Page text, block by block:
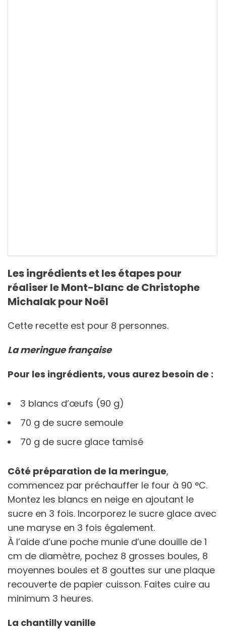
Les ingrédients et les étapes pour
réaliser le Mont-blanc de Christophe
Michalak pour Noël
Cette recette est pour 8 personnes.
La meringue française
Pour les ingrédients, vous aurez besoin de :
3 blancs d’œufs (90 g)
70 g de sucre semoule
70 g de sucre glace tamisé
Côté préparation de la meringue,
commencez par préchauffer le four à 90 °C.
Montez les blancs en neige en ajoutant le
sucre en 3 fois. Incorporez le sucre glace avec
une maryse en 3 fois également.
À l’aide d’une poche munie d’une douille de 1
cm de diamètre, pochez 8 grosses boules, 8
moyennes boules et 8 gouttes sur une plaque
recouverte de papier cuisson. Faites cuire au
minimum 3 heures.
La chantilly vanille